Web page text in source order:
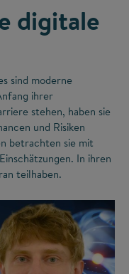
digitale
sind moderne
ihrer
stehen, haben sie
und Risiken
betrachten sie mit
In ihren
teilhaben.